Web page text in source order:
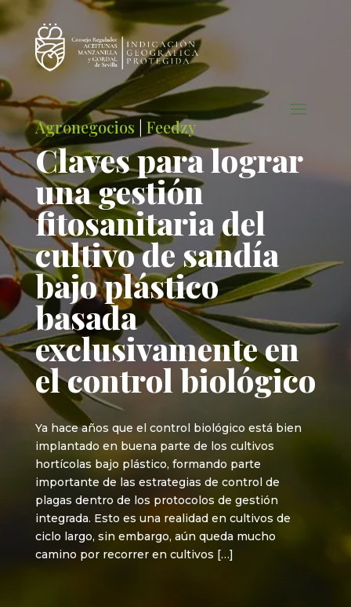
Agronegocios Feedzy
Claves para lograr
una gestión
fitosanitaria del
cultivo de sandía
bajo plástico
basada
exclusivamente en
el control biológico
Ya hace años que el control biológico está bien
implantado en buena parte de los cultivos
hortícolas bajo plástico, formando parte
importante de las estrategias de control de
plagas dentro de los protocolos de gestión
integrada. Esto es una realidad en cultivos de
ciclo largo, sin embargo, aún queda mucho
camino por recorrer en cultivos […]